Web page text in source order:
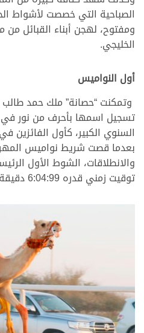
الصباحية التي خصصت لأشواط
ومفتوح، لهجن أبناء القبائل
الخليجي.
أول النواميس
وتمكنت “حصانة” ملك حمد
تسجيل اسمها بأحرف من نور
بعدما قصت شريط نواميس
والانطلاقات، الشوط الأول
توقيت زمني قدره 6:04:99 دقيقة.